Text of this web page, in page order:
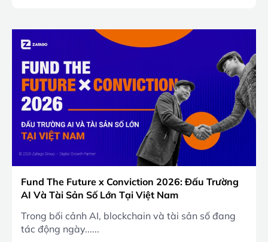
Fund The Future x Conviction 2026: Đấu Trường
AI Và Tài Sản Số Lớn Tại Việt Nam
Trong bối cảnh AI, blockchain và tài sản số đang
tác động ngày......